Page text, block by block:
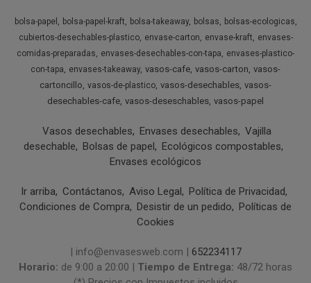
bolsa-papel bolsa-papel-kraft bolsa-takeaway bolsas
bolsas-ecologicas
cubiertos-desechables-plastico
envase-carton envase-kraft
envases-
comidas-preparadas
envases-desechables-con-tapa
envases-plastico-
con-tapa
envases-takeaway vasos-cafe vasos-carton vasos-
cartoncillo vasos-de-plastico vasos-desechables vasos-
desechables-cafe vasos-deseschables vasos-papel
Vasos desechables Envases desechables
Vajilla
desechable
Bolsas de papel
Ecológicos compostables
Envases ecológicos
Ir arriba Contáctanos Aviso Legal
Política de Privacidad
Condiciones de Compra
Desistir de un pedido
Políticas de
Cookies
| info@envasesweb.com | 652234117
Horario: de 9:00 a 20:00 | Tiempo de Entrega: 48/72 horas